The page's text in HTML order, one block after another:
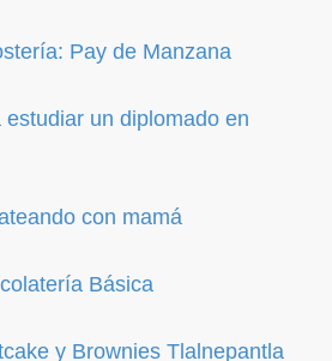
Pay de Manzana
estudiar un diplomado en
con mamá
Básica
y Brownies Tlalnepantla